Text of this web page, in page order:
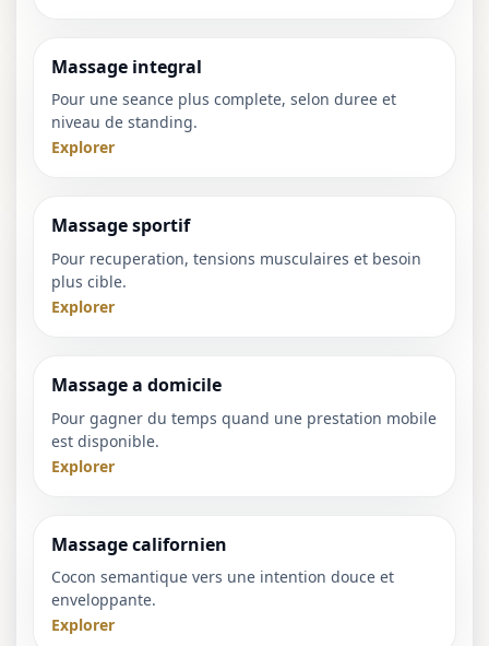
Massage integral
Pour une seance plus complete, selon duree et
niveau de standing.
Explorer
Massage sportif
Pour recuperation, tensions musculaires et besoin
plus cible.
Explorer
Massage a domicile
Pour gagner du temps quand une prestation mobile
est disponible.
Explorer
Massage californien
Cocon semantique vers une intention douce et
enveloppante.
Explorer